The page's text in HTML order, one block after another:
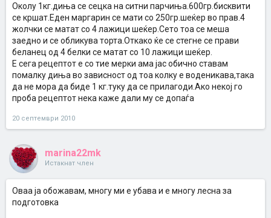
Околу 1кг.диња се сецка на ситни парчиња.600гр.бисквити
се кршат.Еден маргарин се мати со 250гр.шеќер во прав.4
жолчки се матат со 4 лажици шеќер.Сето тоа се меша
заедно и се обликува торта.Откако ќе се стегне се прави
беланец од 4 белки се матат со 10 лажици шеќер.
Е сега рецептот е со тие мерки ама јас обично ставам
помалку диња во зависност од тоа колку е воденикава,така
да не мора да биде 1 кг.туку да се прилагоди.Ако некој го
проба рецептот нека каже дали му се допаѓа
20 септември 2010
marina22mk
Истакнат член
Оваа ја обожавам, многу ми е убава и е многу лесна за
подготовка